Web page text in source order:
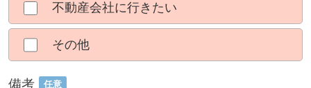
不動産会社に行きたい
その他
備考 任意